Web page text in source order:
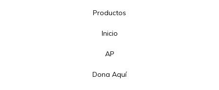
Productos
Inicio
AP
Dona Aquí